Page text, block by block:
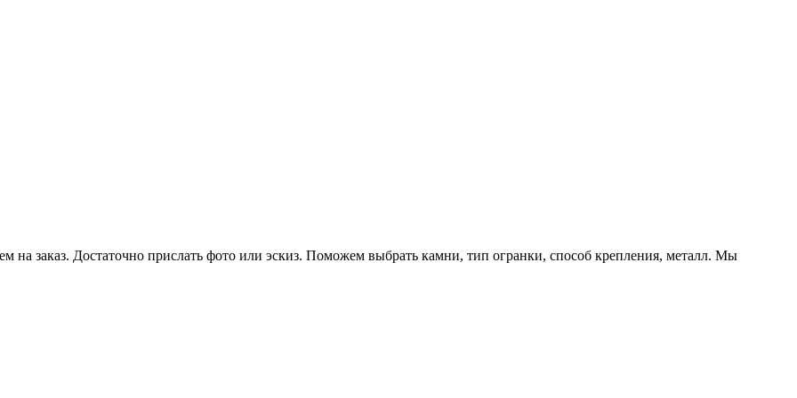
заказ. Достаточно прислать фото или эскиз. Поможем выбрать камни, тип огранки, способ крепления, металл. Мы